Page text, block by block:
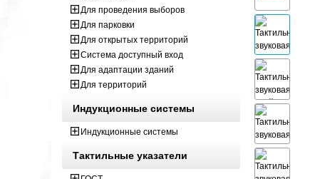
Для проведения выборов
Для парковки
Для открытых территорий
Система доступный вход
Для адаптации зданий
Для территорий
Индукционные системы
Индукционные системы
Тактильные указатели